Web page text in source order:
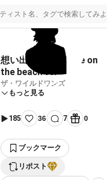
想い出の渚 - ukulele on
the beach ver -
ザ・ワイルドワンズ
もっと見る
185 36 7 0
ブックマーク
リポスト